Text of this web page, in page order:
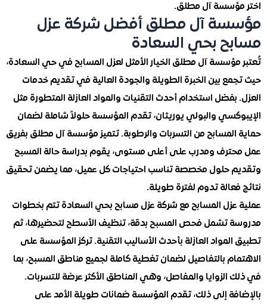
آل مطلق.
آل مطلق أفضل شركة عزل
بحي السعادة
آل مطلق الخيار الأمثل لعزل المسابح في حي السعادة،
بين الخبرة الطويلة والجودة العالية في تقديم خدمات
استخدام أحدث التقنيات والمواد العازلة المتطورة مثل
والبولي يوريثان، تقدم المؤسسة حلولاً شاملة لضمان
من التسربات والرطوبة. تتميز مؤسسة آل مطلق بفريق
ومدرب على أعلى مستوى، يقوم بدراسة حالة المسبح
حلول مخصصة تناسب احتياجات كل عميل، مما يضمن تحقيق
تدوم لفترة طويلة.
المسابح مع شركة عزل مسابح بحي السعادة تتم بخطوات
تشمل فحص المسبح بدقة، تنظيف الأسطح لتحضيرها، ثم
العازلة بأحدث الأساليب التقنية. تركز المؤسسة على
بالتفاصيل لضمان تغطية كاملة لجميع مناطق المسبح، بما
والمفاصل، وهي المناطق الأكثر عرضة للتسربات.
إلى ذلك، تقدم المؤسسة ضمانات طويلة الأمد على